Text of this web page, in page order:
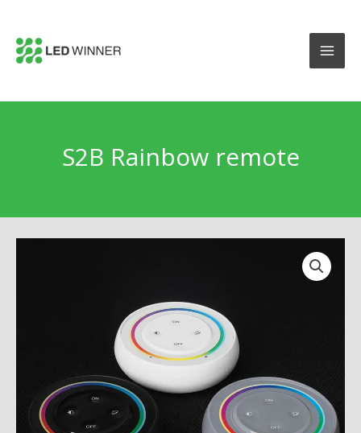
S2B Rainbow remote